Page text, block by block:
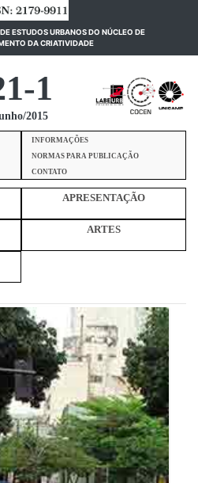
ESTUDOS URBANOS DO NÚCLEO DE
DA CRIATIVIDADE(current)
1
2015
INFORMAÇÕES
NORMAS PARA PUBLICAÇÃO
CONTATO
APRESENTAÇÃO
ARTES